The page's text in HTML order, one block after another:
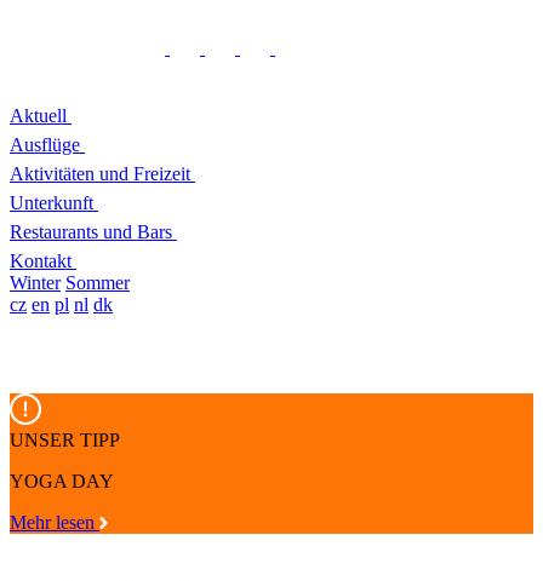
Aktuell
Ausflüge
Aktivitäten und Freizeit
Unterkunft
Restaurants und Bars
Kontakt
Winter Sommer
cz en pl nl dk
UNSER TIPP
YOGA DAY
Mehr lesen